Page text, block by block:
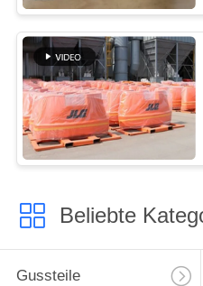
Beliebte
Gussteile